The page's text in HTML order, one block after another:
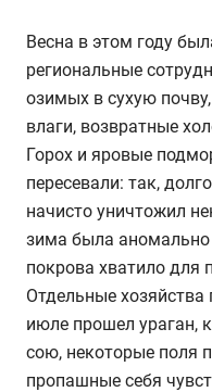
Весна в этом году
региональные
озимых в сухую
влаги, возвратные
Горох и яровые
пересевали: так,
начисто уничтожил
зима была аномально
покрова хватило для
Отдельные
июле прошел ураган,
сою, некоторые поля
пропашные себя